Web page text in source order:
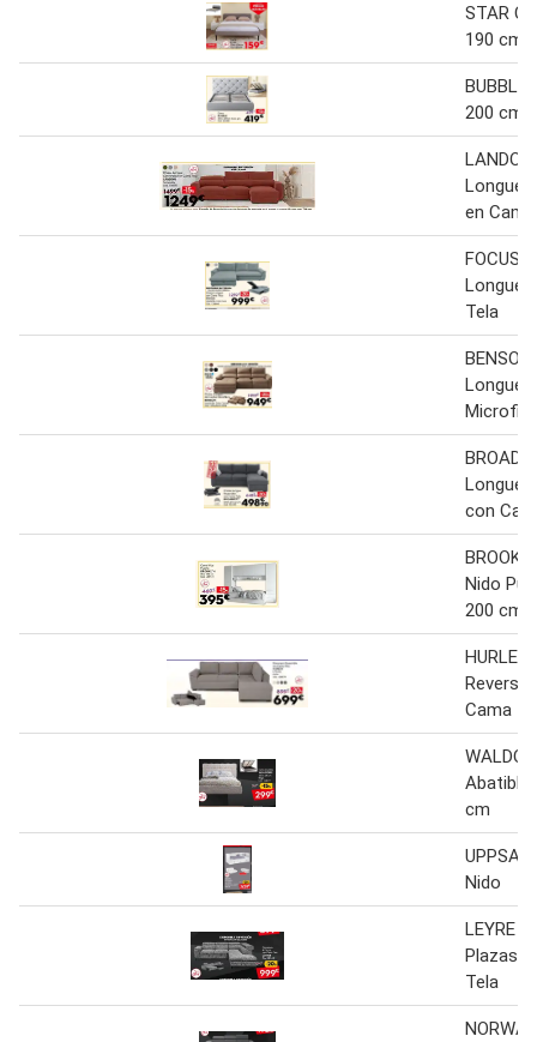
STAR
190 cm
BUBBLE
200 cm
Longue
en
FOCUS
Longue
Tela
Longue
Longue
con
Nido
200 cm
Cama
Abatible
cm
Nido
LEYRE
Plazas
Tela